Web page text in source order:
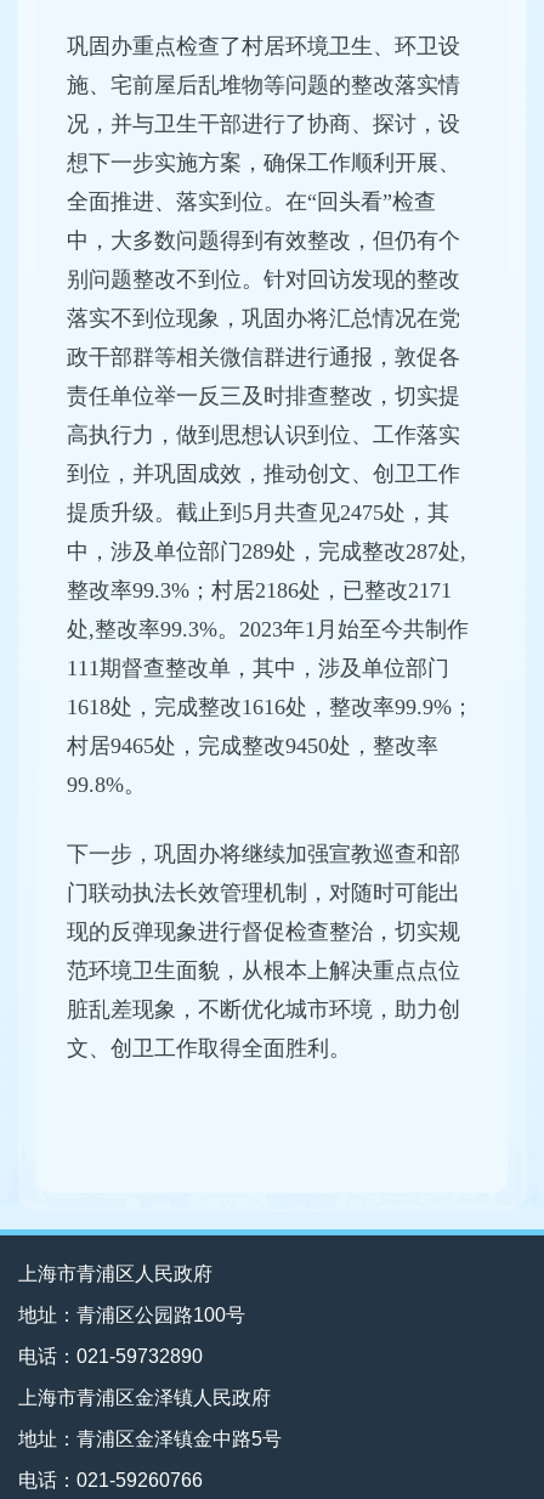
巩固办重点检查了村居环境卫生、环卫设
施、宅前屋后乱堆物等问题的整改落实情
况，并与卫生干部进行了协商、探讨，设
想下一步实施方案，确保工作顺利开展、
全面推进、落实到位。在“回头看”检查
中，大多数问题得到有效整改，但仍有个
别问题整改不到位。针对回访发现的整改
落实不到位现象，巩固办将汇总情况在党
政干部群等相关微信群进行通报，敦促各
责任单位举一反三及时排查整改，切实提
高执行力，做到思想认识到位、工作落实
到位，并巩固成效，推动创文、创卫工作
提质升级。截止到5月共查见2475处，其
中，涉及单位部门289处，完成整改287处,
整改率99.3%；村居2186处，已整改2171
处,整改率99.3%。2023年1月始至今共制作
111期督查整改单，其中，涉及单位部门
1618处，完成整改1616处，整改率99.9%；
村居9465处，完成整改9450处，整改率
99.8%。
下一步，巩固办将继续加强宣教巡查和部
门联动执法长效管理机制，对随时可能出
现的反弹现象进行督促检查整治，切实规
范环境卫生面貌，从根本上解决重点点位
脏乱差现象，不断优化城市环境，助力创
文、创卫工作取得全面胜利。
上海市青浦区人民政府
地址：青浦区公园路100号
电话：021-59732890
上海市青浦区金泽镇人民政府
地址：青浦区金泽镇金中路5号
电话：021-59260766